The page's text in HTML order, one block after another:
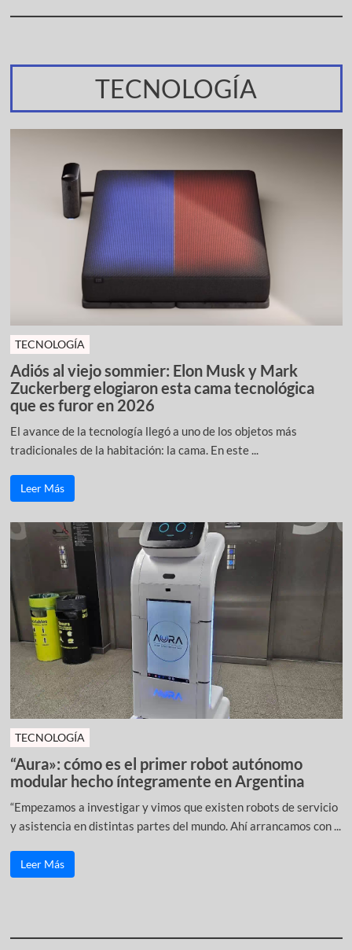
TECNOLOGÍA
TECNOLOGÍA
Adiós al viejo sommier: Elon Musk y Mark
Zuckerberg elogiaron esta cama tecnológica
que es furor en 2026
El avance de la tecnología llegó a uno de los objetos más
tradicionales de la habitación: la cama. En este ...
Leer Más
TECNOLOGÍA
“Aura»: cómo es el primer robot autónomo
modular hecho íntegramente en Argentina
“Empezamos a investigar y vimos que existen robots de servicio
y asistencia en distintas partes del mundo. Ahí arrancamos con ...
Leer Más